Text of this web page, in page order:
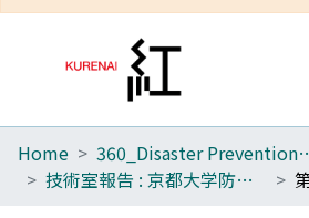
Home
Home
360_Disaster
技術室報告 : 京都大学防災研究所